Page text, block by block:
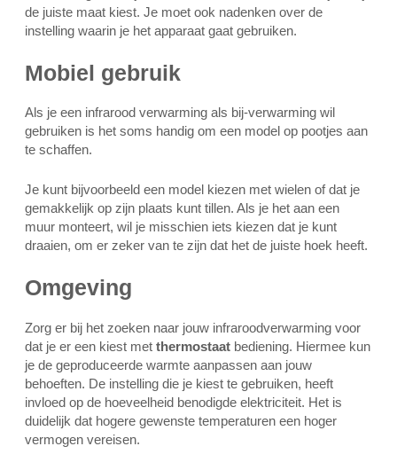
de juiste maat kiest. Je moet ook nadenken over de
instelling waarin je het apparaat gaat gebruiken.
Mobiel gebruik
Als je een infrarood verwarming als bij-verwarming wil
gebruiken is het soms handig om een model op pootjes aan
te schaffen.
Je kunt bijvoorbeeld een model kiezen met wielen of dat je
gemakkelijk op zijn plaats kunt tillen. Als je het aan een
muur monteert, wil je misschien iets kiezen dat je kunt
draaien, om er zeker van te zijn dat het de juiste hoek heeft.
Omgeving
Zorg er bij het zoeken naar jouw infraroodverwarming voor
dat je er een kiest met thermostaat bediening. Hiermee kun
je de geproduceerde warmte aanpassen aan jouw
behoeften. De instelling die je kiest te gebruiken, heeft
invloed op de hoeveelheid benodigde elektriciteit. Het is
duidelijk dat hogere gewenste temperaturen een hoger
vermogen vereisen.